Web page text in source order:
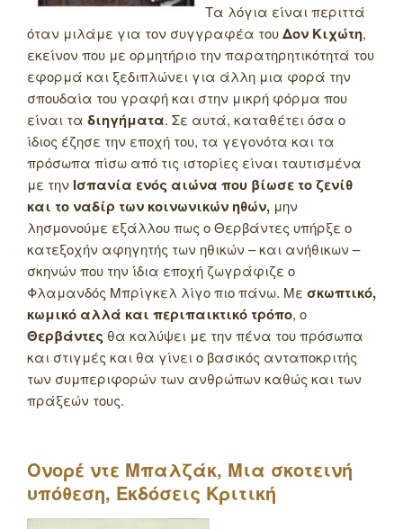
Τα λόγια είναι περιττά
όταν μιλάμε για τον συγγραφέα τουΔον Κιχώτη,
εκείνον που με ορμητήριο την παρατηρητικότητά του
εφορμά και ξεδιπλώνει για άλλη μια φορά την
σπουδαία του γραφή και στην μικρή φόρμα που
είναι τα διηγήματα. Σε αυτά, καταθέτει όσα ο
ίδιος έζησε την εποχή του, τα γεγονότα και τα
πρόσωπα πίσω από τις ιστορίες είναι ταυτισμένα
με την Ισπανία ενός αιώνα που βίωσε το ζενίθ
και το ναδίρ των κοινωνικών ηθών, μην
λησμονούμε εξάλλου πως ο Θερβάντες υπήρξε ο
κατεξοχήν αφηγητής των ηθικών – και ανήθικων –
σκηνών που την ίδια εποχή ζωγράφιζε ο
Φλαμανδός Μπρίγκελ λίγο πιο πάνω. Με σκωπτικό,
κωμικό αλλά και περιπαικτικό τρόπο, ο
Θερβάντες θα καλύψει με την πένα του πρόσωπα
και στιγμές και θα γίνει ο βασικός ανταποκριτής
των συμπεριφορών των ανθρώπων καθώς και των
πράξεών τους.
Ονορέ ντε Μπαλζάκ, Μια σκοτεινή
υπόθεση, Εκδόσεις Κριτική